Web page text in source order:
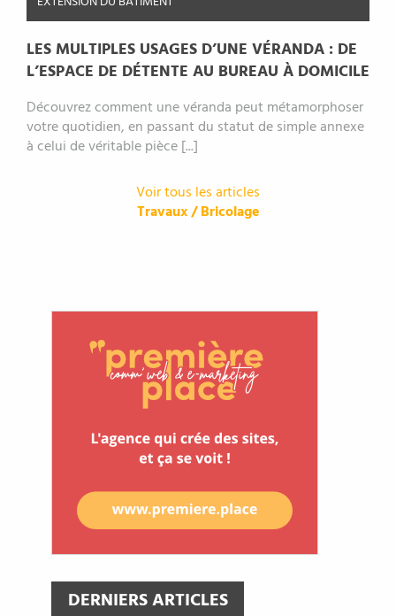
LES MULTIPLES USAGES D’UNE VÉRANDA : DE
L’ESPACE DE DÉTENTE AU BUREAU À DOMICILE
Découvrez comment une véranda peut métamorphoser
votre quotidien, en passant du statut de simple annexe
à celui de véritable pièce [...]
Voir tous les articles
Travaux / Bricolage
DERNIERS ARTICLES